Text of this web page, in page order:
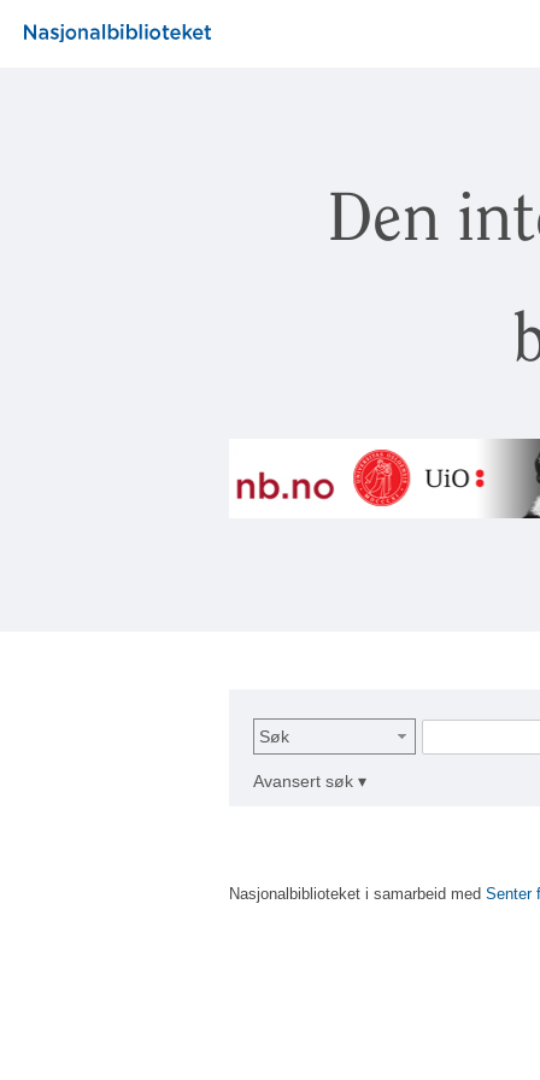
Den
Søk
Avansert søk ▾
Nasjonalbiblioteket i samarbeid med Senter